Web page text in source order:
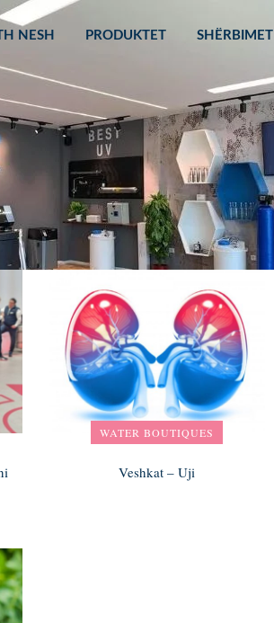
NESH PRODUKTET SHËRBIMET
WATER BOUTIQUES
Veshkat – Uji